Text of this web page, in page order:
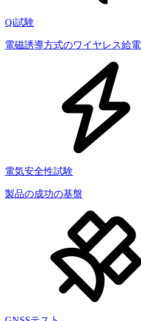
Qi試験
電磁誘導方式のワイヤレス給電
電気安全性試験
製品の成功の基盤